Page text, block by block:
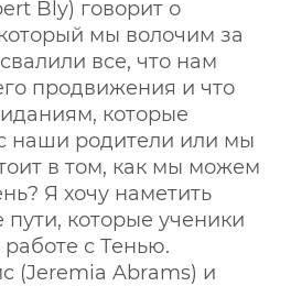
Bly) говорит о
мы волочим за
все, что нам
продвижения и что
которые
наши родители или мы
в том, как мы можем
Я хочу наметить
пути, которые ученики
с Тенью.
(Jeremia Abrams) и